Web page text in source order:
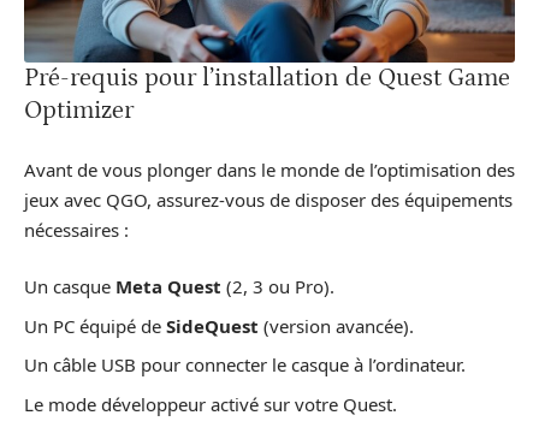
Pré-requis pour l’installation de Quest Game
Optimizer
Avant de vous plonger dans le monde de l’optimisation des
jeux avec QGO, assurez-vous de disposer des équipements
nécessaires :
Un casque Meta Quest (2, 3 ou Pro).
Un PC équipé de SideQuest (version avancée).
Un câble USB pour connecter le casque à l’ordinateur.
Le mode développeur activé sur votre Quest.